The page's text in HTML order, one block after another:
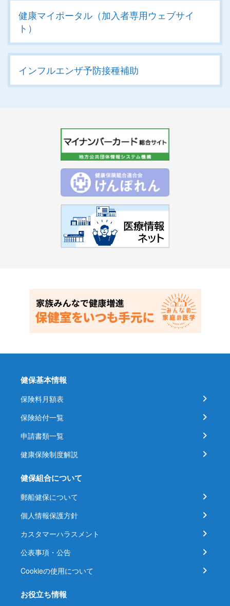
健康マイポータル（加入者専用ウェブサイ
ト）
インフルエンザ予防接種補助
健保基本情報
保険料月額表
保険給付一覧
申請書類一覧
健康保険制度解説
健保組合について
郵船健保について
個人情報保護方針
カスタマーハラスメント
公表事項・公告
Cookieの使用について
お役立ち情報